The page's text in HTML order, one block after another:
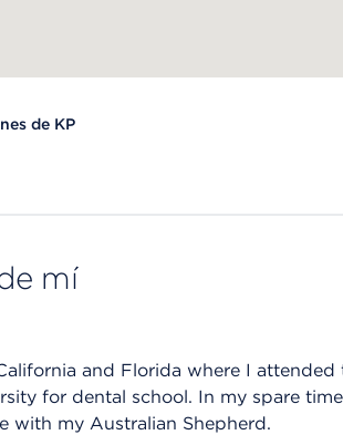
de KP
mí
and Florida where I
for dental school. In my spare
with my Australian Shepherd.